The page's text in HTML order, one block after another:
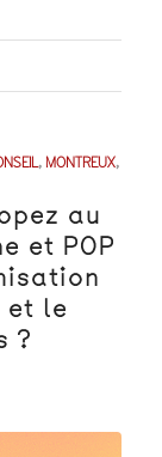
, MONTREUX,
au
et POP
et le
?